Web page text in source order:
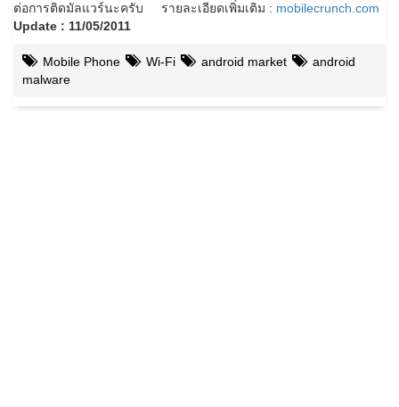
ต่อการติดมัลแวร์นะครับ
รายละเอียดเพิ่มเติม : mobilecrunch.com
Update : 11/05/2011
Mobile Phone Wi-Fi android market
android
malware